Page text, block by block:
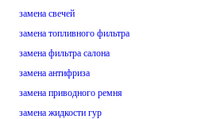
замена свечей
замена топливного фильтра
замена фильтра салона
замена антифриза
замена приводного ремня
замена жидкости гур